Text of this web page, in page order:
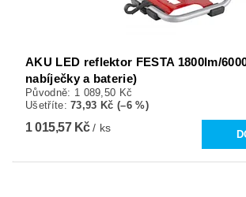
AKU LED reflektor FESTA 1800lm/
nabíječky a baterie)
Původně: 1 089,50 Kč
Ušetříte:73,93 Kč (–6 %)
1 015,57 Kč/ ks